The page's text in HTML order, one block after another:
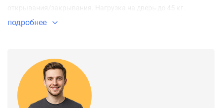
открывания/закрывания. Нагрузка на дверь до 45 кг.
Минимальная толщина двери: 22 мм Рекомендуется
подробнее